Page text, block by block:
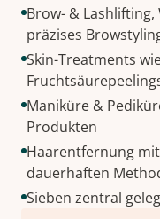
Brow- &
präzises
Skin-Treatments
Maniküre &
Produkten
Haarentfernung
dauerhaften
Sieben zentral